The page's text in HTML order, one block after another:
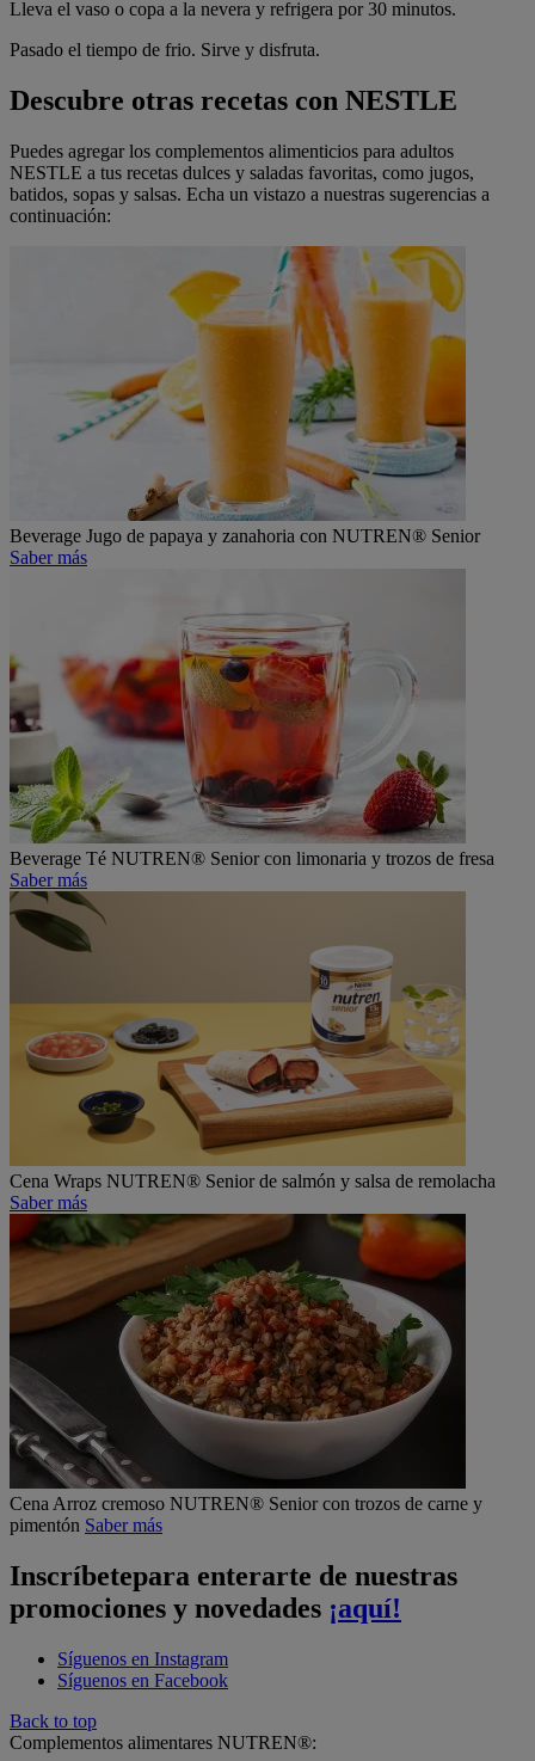
Lleva el vaso o copa a la nevera y refrigera por 30 minutos.
Pasado el tiempo de frio. Sirve y disfruta.
Descubre otras recetas con NESTLE
Puedes agregar los complementos alimenticios para adultos
NESTLE a tus recetas dulces y saladas favoritas, como jugos,
batidos, sopas y salsas. Echa un vistazo a nuestras sugerencias a
continuación:
Beverage Jugo de papaya y zanahoria con NUTREN® Senior
Saber más
Beverage Té NUTREN® Senior con limonaria y trozos de fresa
Saber más
Cena Wraps NUTREN® Senior de salmón y salsa de remolacha
Saber más
Cena Arroz cremoso NUTREN® Senior con trozos de carne y
pimentón Saber más
Inscríbetepara enterarte de nuestras
promociones y novedades ¡aquí!
Síguenos en Instagram
Síguenos en Facebook
Back to top
Complementos alimentares NUTREN®: